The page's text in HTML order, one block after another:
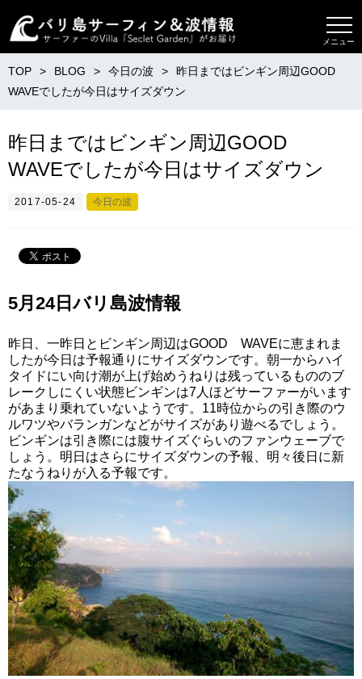
メニュー
TOP BLOG 今日の波
昨日まではビンギン周辺GOOD
WAVEでしたが今日はサイズダウン
昨日まではビンギン周辺GOOD
WAVEでしたが今日はサイズダウン
2017-05-24 今日の波
5月24日バリ島波情報
昨日、一昨日とビンギン周辺はGOOD WAVEに恵まれま
したが今日は予報通りにサイズダウンです。朝一からハイ
タイドにい向け潮が上げ始めうねりは残っているもののブ
レークしにくい状態ビンギンは7人ほどサーファーがいます
があまり乗れていないようです。11時位からの引き際のウ
ルワツやバランガンなどがサイズがあり遊べるでしょう。
ビンギンは引き際には腹サイズぐらいのファンウェーブで
しょう。明日はさらにサイズダウンの予報、明々後日に新
たなうねりが入る予報です。